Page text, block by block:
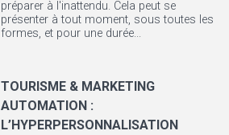
préparer à l'inattendu. Cela peut se
présenter à tout moment, sous toutes les
formes, et pour une durée...
TOURISME & MARKETING
AUTOMATION :
L’HYPERPERSONNALISATION